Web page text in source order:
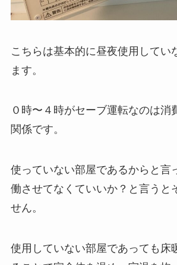
こちらは基本的に昼夜使用してい
ます。
０時〜４時がセーブ運転なのは消
関係です。
使っていない部屋であるからと言
働させてなくていいか？と言うと
せん。
使用していない部屋であっても床